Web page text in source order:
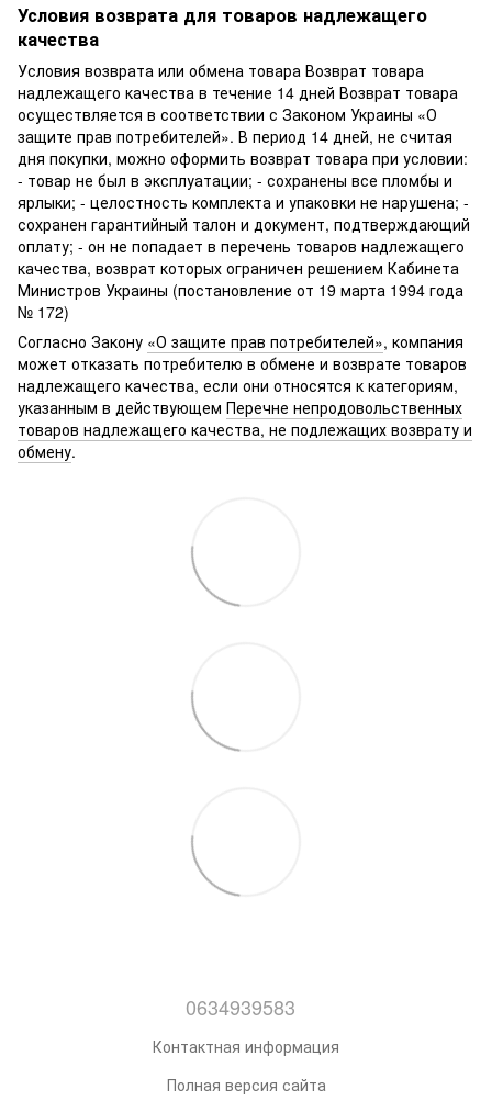
Условия возврата для товаров надлежащего
качества
Условия возврата или обмена товара Возврат товара
надлежащего качества в течение 14 дней Возврат товара
осуществляется в соответствии с Законом Украины «О
защите прав потребителей». В период 14 дней, не считая
дня покупки, можно оформить возврат товара при условии:
- товар не был в эксплуатации; - сохранены все пломбы и
ярлыки; - целостность комплекта и упаковки не нарушена; -
сохранен гарантийный талон и документ, подтверждающий
оплату; - он не попадает в перечень товаров надлежащего
качества, возврат которых ограничен решением Кабинета
Министров Украины (постановление от 19 марта 1994 года
№ 172)
Согласно Закону «О защите прав потребителей», компания
может отказать потребителю в обмене и возврате товаров
надлежащего качества, если они относятся к категориям,
указанным в действующем Перечне непродовольственных
товаров надлежащего качества, не подлежащих возврату и
обмену.
0634939583
Контактная информация
Полная версия сайта